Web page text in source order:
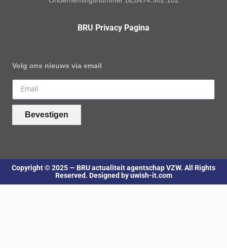
BRU Privacy Pagina
Volg ons nieuws via email
Bevestigen
Copyright © 2025 — BRU actualiteit agentschap VZW. All Rights
Reserved. Designed by uwish-it.com